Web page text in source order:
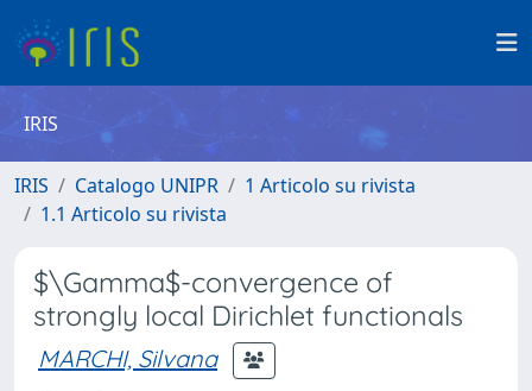
IRIS
IRIS Catalogo UNIPR
1 Articolo su rivista
1.1 Articolo su rivista
$\Gamma$-convergence of
strongly local Dirichlet functionals
MARCHI, Silvana